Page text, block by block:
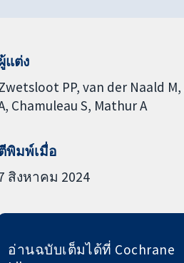
แต่ง
PP van der Naald M
Chamuleau S Mathur A
พิมพ์เมื่อ
สิงหาคม 2024
อ่านฉบับเต็มได้ที่ Cochrane